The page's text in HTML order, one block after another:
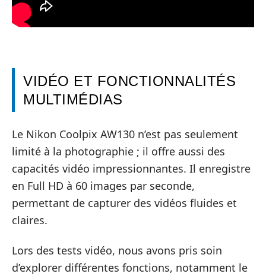
VIDÉO ET FONCTIONNALITÉS
MULTIMÉDIAS
Le Nikon Coolpix AW130 n’est pas seulement
limité à la photographie ; il offre aussi des
capacités vidéo impressionnantes. Il enregistre
en Full HD à 60 images par seconde,
permettant de capturer des vidéos fluides et
claires.
Lors des tests vidéo, nous avons pris soin
d’explorer différentes fonctions, notamment le